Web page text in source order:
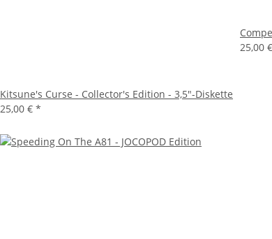
Kitsune's Curse - Collector's Edition - 3,5"-Diskette
25,00 € *
25,00 €